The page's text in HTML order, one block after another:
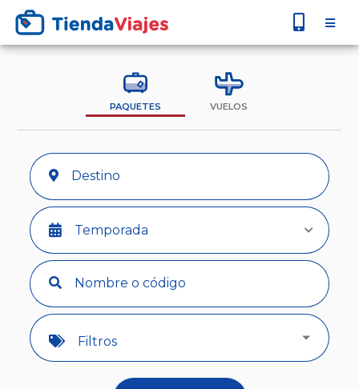
PAQUETES VUELOS
Temporada
Filtros